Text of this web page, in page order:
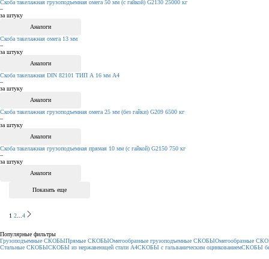
Скоба такелажная грузоподъемная омега 50 мм (с гайкой) G2130 25000 кг
–
за штуку
Аналоги
Скоба такелажная омега 13 мм
–
за штуку
Аналоги
Скоба такелажная DIN 82101 ТИП А 16 мм А4
–
за штуку
Аналоги
Скоба такелажная грузоподъемная омега 25 мм (без гайки) G209 6500 кг
–
за штуку
Аналоги
Скоба такелажная грузоподъемная прямая 10 мм (с гайкой) G2150 750 кг
–
за штуку
Аналоги
Показать еще
1 2 4
Популярные фильтры
Грузоподъемные СКОБЫПрямые СКОБЫОмегообразные грузоподъемные СКОБЫОмегообразные
Стальные СКОБЫСКОБЫ из нержавеющей стали А4СКОБЫ с гальваническим оцинкованиемСКОБЫ